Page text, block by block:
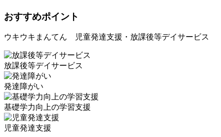
おすすめポイント
ウキウキまんてん 児童発達支援・放課後等デイサービス
放課後等デイサービス
発達障がい
基礎学力向上の学習支援
児童発達支援